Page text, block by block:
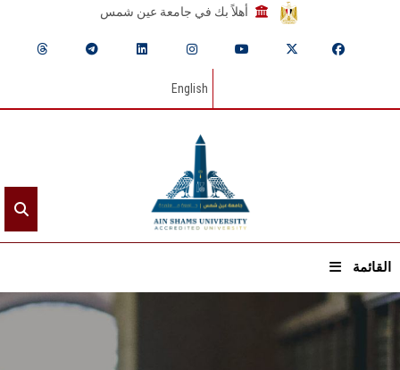
أهلاً بك في جامعة عين شمس
English
القائمة
الرئيسيـة